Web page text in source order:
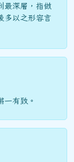
最深層，指做
多以之形容言
一有致。